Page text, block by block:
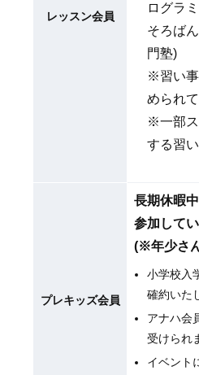
レッスン会員
ログラ
そろば
門塾)
※習い
められて
※一部
する習
プレキッズ会員
長期休暇
参加して
(※年少さ
小学校入
確約いた
アナハ会
受けられ
イベント